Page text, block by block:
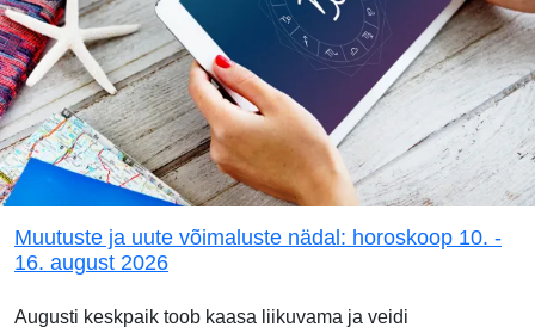
Muutuste ja uute võimaluste nädal: horoskoop 10. -
16. august 2026
Augusti keskpaik toob kaasa liikuvama ja veidi